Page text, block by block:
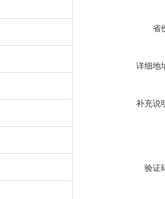
省
详细地
补充说
验证